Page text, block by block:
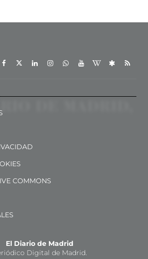
COMMONS
El Diario de Madrid
Digital de Madrid.